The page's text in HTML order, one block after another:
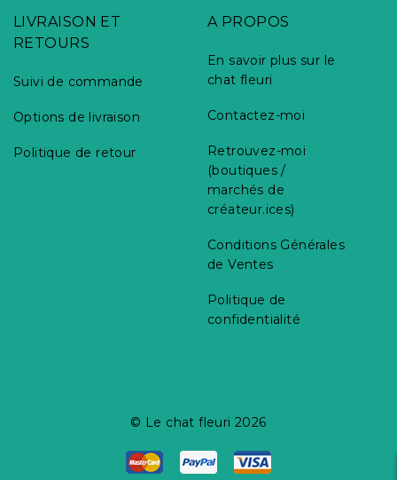
A PROPOS
En savoir plus sur le
chat fleuri
Contactez-moi
Retrouvez-moi
(boutiques /
marchés de
créateur.ices)
Conditions Générales
de Ventes
Politique de
confidentialité
LIVRAISON ET
RETOURS
Suivi de commande
Options de livraison
Politique de retour
© Le chat fleuri 2026